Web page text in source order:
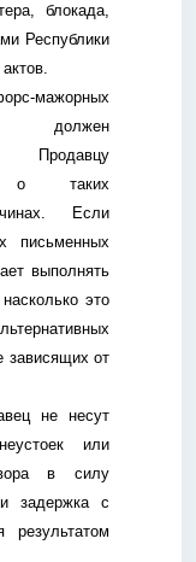
блокада,
Республики
мажорных
должен
Продавцу
о таких
Если
письменных
выполнять
это
зависящих от
не несут
или
в силу
задержка с
результатом